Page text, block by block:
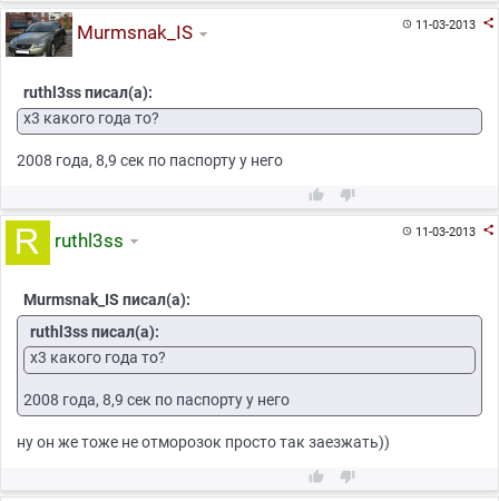
11-03-2013 
Murmsnak_IS
ruthl3ss писал(а):
x3 какого года то?
2008 года, 8,9 сек по паспорту у него
 
11-03-2013 
ruthl3ss
Murmsnak_IS писал(а):
ruthl3ss писал(а):
x3 какого года то?
2008 года, 8,9 сек по паспорту у него
ну он же тоже не отморозок просто так заезжать))
 